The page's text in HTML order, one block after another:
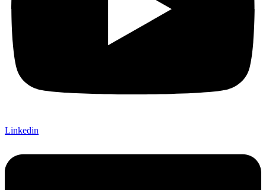
Linkedin